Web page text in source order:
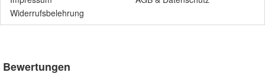
Widerrufsbelehrung
Bewertungen